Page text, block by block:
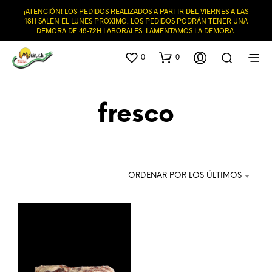
¡ATENCIÓN! LOS PEDIDOS REALIZADOS A PARTIR DEL VIERNES A LAS
18H SALEN EL LUNES PRÓXIMO. LOS PEDIDOS PODRÁN TENER UNA
DEMORA DE 48-72H LABORALES. LAMENTAMOS LA DEMORA.
0 0
fresco
ORDENAR POR LOS ÚLTIMOS